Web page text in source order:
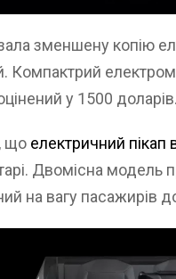
зменшену копію
Компактрий
у 1500 доларів.
що електричний пікап
Двомісна модель
на вагу пасажирів